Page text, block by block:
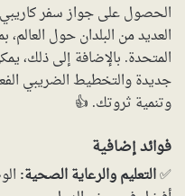
الحصول على جواز سفر
العديد من البلدان حول
المتحدة. بالإضافة إلى ذلك،
جديدة والتخطيط الضريبي
وتنمية ثروتك. 👍
فوائد إضافية
✅التعليم والرعاية الصحية: